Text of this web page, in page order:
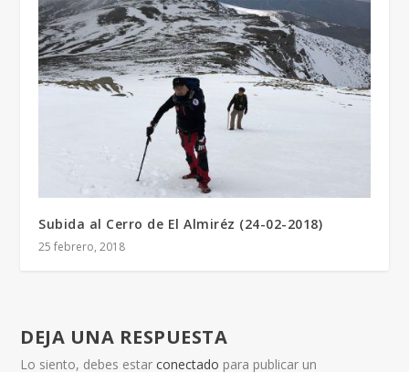
Subida al Cerro de El Almiréz (24-02-2018)
25 febrero, 2018
DEJA UNA RESPUESTA
Lo siento, debes estarconectado para publicar un